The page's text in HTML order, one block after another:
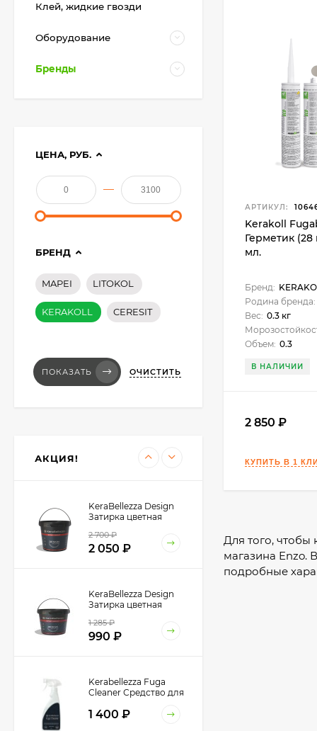
АРТИКУЛ:
Kerakoll
Герметик (28
мл.
Бренд:
Родина бренда:
Вес: 0.3 кг
Объем: 0.3
В НАЛИЧИИ
2 850
Для того, чтобы
магазина Enzo.
подробные
Клей, жидкие гвозди
Оборудование
Бренды
ЦЕНА, РУБ.
—
БРЕНД
MAPEI LITOKOL
KERAKOLL CERESIT
ПОКАЗАТЬ ОЧИСТИТЬ
АКЦИЯ!
1 950 ₽
3 450
3 400 ₽
KeraBellezza Design
Затирка цветная
2 700
2 050
KeraBellezza Design
Затирка цветная
1 285
990
Kerabellezza Fuga
Cleaner Средство для
эпоксидных остатков,
1 400